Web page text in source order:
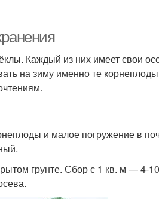
Каждый из них имеет свои
на зиму именно те
и малое погружение в
грунте. Сбор с 1 кв. м — 4-